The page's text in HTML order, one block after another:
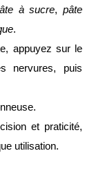
à sucre,pâte
.
appuyez sur le
nervures, puis
et praticité,
utilisation.